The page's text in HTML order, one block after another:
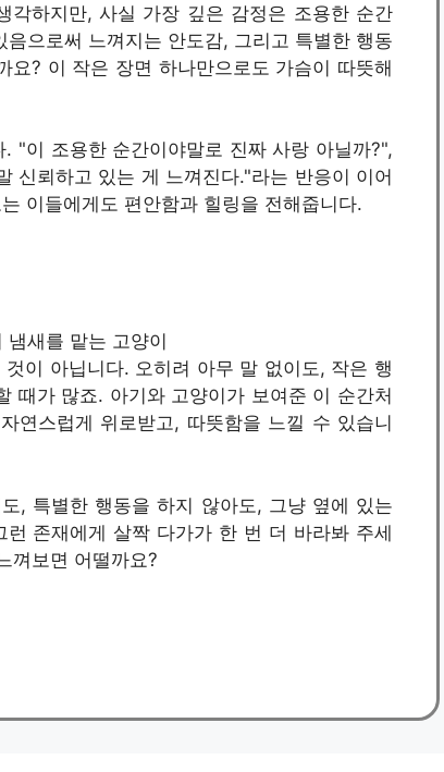
각하지만, 사실 가장 깊은 감정은 조용한 순간
으로써 느껴지는 안도감, 그리고 특별한 행동
요? 이 작은 장면 하나만으로도 가슴이 따뜻해
"이 조용한 순간이야말로 진짜 사랑 아닐까?",
신뢰하고 있는 게 느껴진다."라는 반응이 이어
이들에게도 편안함과 힐링을 전해줍니다.
새를 맡는 고양이
이 아닙니다. 오히려 아무 말 없이도, 작은 행
때가 많죠. 아기와 고양이가 보여준 이 순간처
연스럽게 위로받고, 따뜻함을 느낄 수 있습니
, 특별한 행동을 하지 않아도, 그냥 옆에 있는
존재에게 살짝 다가가 한 번 더 바라봐 주세
껴보면 어떨까요?